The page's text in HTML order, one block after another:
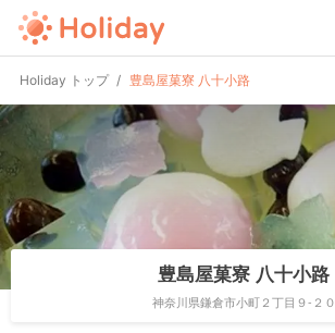
Holiday トップ 豊島屋菓寮 八十小路
豊島屋菓寮 八十小路
神奈川県鎌倉市小町２丁目９-２０